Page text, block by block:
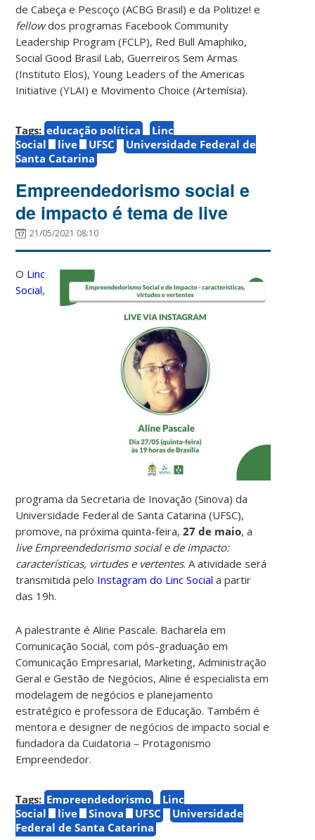
de Cabeça e Pescoço (ACBG Brasil) e da Politize! e
fellowdos programas Facebook Community
Leadership Program (FCLP), Red Bull Amaphiko,
Social Good Brasil Lab, Guerreiros Sem Armas
(Instituto Elos), Young Leaders of the Americas
Initiative (YLAI) e Movimento Choice (Artemísia).
Tags: educação política
Linc
Social
live UFSC
Universidade Federal de
Santa Catarina
Empreendedorismo social e
de impacto é tema de live
21/05/2021 08:10
O Linc
Social,
programa da Secretaria de Inovação (Sinova) da
Universidade Federal de Santa Catarina (UFSC),
promove, na próxima quinta-feira,27 de maio, a
live Empreendedorismo social e de impacto:
características, virtudes e vertentes. A atividade será
transmitida pelo Instagram do Linc Social a partir
das 19h.
A palestrante é Aline Pascale. Bacharela em
Comunicação Social, com pós-graduação em
Comunicação Empresarial, Marketing, Administração
Geral e Gestão de Negócios, Aline é especialista em
modelagem de negócios e planejamento
estratégico e professora de Educação. Também é
mentora e designer de negócios de impacto social e
fundadora da Cuidatoria – Protagonismo
Empreendedor.
Tags: Empreendedorismo
Linc
Social
live Sinova UFSC
Universidade
Federal de Santa Catarina